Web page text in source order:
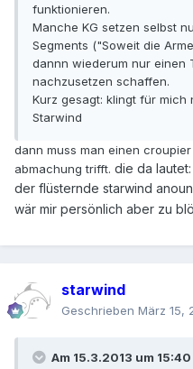
funktionieren.
Manche KG setzen selbst
Segments ("Soweit die
dannn wiederum nur einen
nachzusetzen schaffen.
Kurz gesagt: klingt für
Starwind
dann muss man einen
abmachung trifft. die da
der flüsternde starwind
wär mir persönlich aber zu
starwind
Geschrieben März 15,
Am 15.3.2013 um